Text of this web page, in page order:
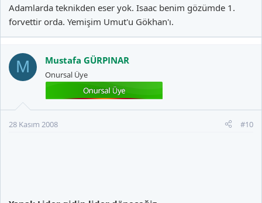
Adamlarda teknikden eser yok. Isaac benim gözümde 1.
forvettir orda. Yemişim Umut'u Gökhan'ı.
M Mustafa GÜRPINAR
Onursal Üye
28 Kasım 2008 #10